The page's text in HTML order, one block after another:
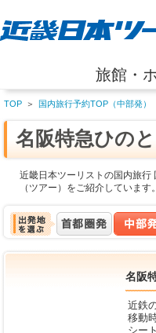
旅館・
TOP ＞ 国内旅行予約TOP（中部発）
名阪特急ひの
近畿日本ツーリストの国内旅行
（ツアー）をご紹介しています。
名阪
近鉄
移動
シー